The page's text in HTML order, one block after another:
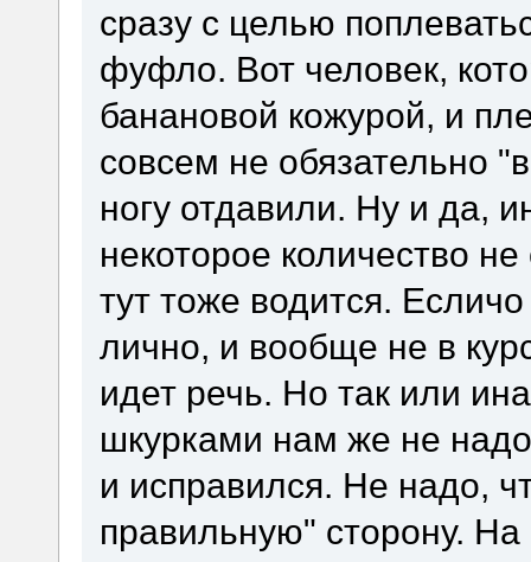
сразу с целью
фуфло. Вот человек,
банановой кожурой, и
совсем не обязательно
ногу отдавили. Ну и да,
некоторое количество
тут тоже водится.
лично, и вообще не в
идет речь. Но так или
шкурками нам же не
и исправился. Не надо,
правильную" сторону.